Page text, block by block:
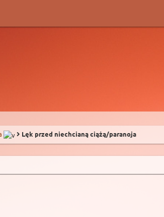
Lęk przed niechcianą ciążą/paranoja